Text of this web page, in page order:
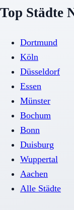
Top Städte
Dortmund
Köln
Düsseldorf
Essen
Münster
Bochum
Bonn
Duisburg
Wuppertal
Aachen
Alle Städte